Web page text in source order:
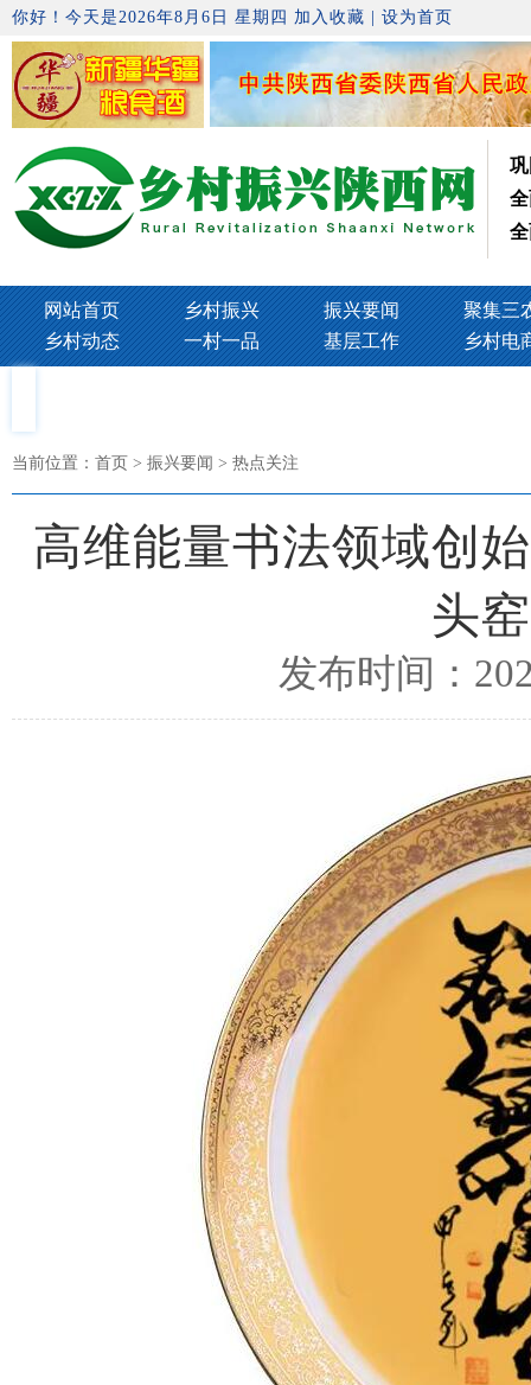
你好！今天是2026年8月6日 星期四 加入收藏 设为首页
网站首页 乡村振兴 振兴要闻
聚集三
乡村动态
一村一品 基层工作 乡村电
当前位置： 首页> 振兴要闻 > 热点关注
高维能量书法领域创
头
发布时间：